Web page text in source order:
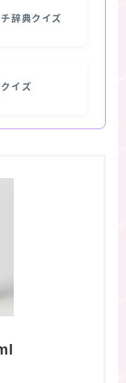
辞典クイズ
イズ